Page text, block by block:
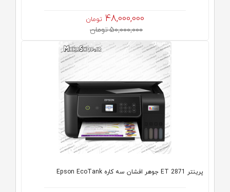
48,000,000 تومان
50,000,000 تومان
پرینتر ET 2871 جوهر افشان سه کاره Epson EcoTank